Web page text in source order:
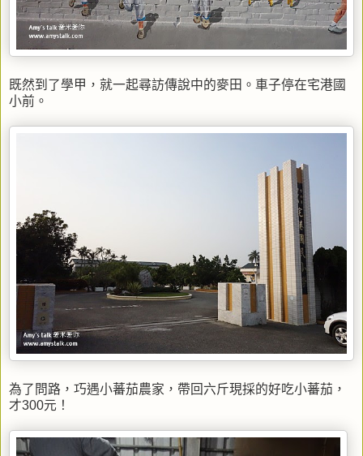
既然到了學甲，就一起尋訪傳說中的麥田。車子停在宅港國
小前。
為了問路，巧遇小蕃茄農家，帶回六斤現採的好吃小蕃茄，
才300元！